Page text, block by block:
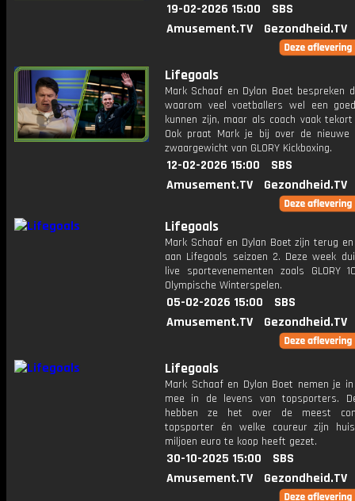
19-02-2026 15:00
SBS
Amusement.TV
Gezondheid.TV
Lifegoals
Mark Schaaf en Dylan Boet bespreken
waarom veel voetballers wel een
kunnen zijn, maar als coach vaak
Ook praat Mark je bij over de nieuwe
zwaargewicht van GLORY Kickboxing.
12-02-2026 15:00
SBS
Amusement.TV
Gezondheid.TV
Lifegoals
Mark Schaaf en Dylan Boet zijn terug
aan Lifegoals seizoen 2. Deze week
live sportevenementen zoals GLORY
Olympische Winterspelen.
05-02-2026 15:00
SBS
Amusement.TV
Gezondheid.TV
Lifegoals
Mark Schaaf en Dylan Boet nemen je
mee in de levens van topsporters.
hebben ze het over de meest
topsporter én welke coureur zijn
miljoen euro te koop heeft gezet.
30-10-2025 15:00
SBS
Amusement.TV
Gezondheid.TV